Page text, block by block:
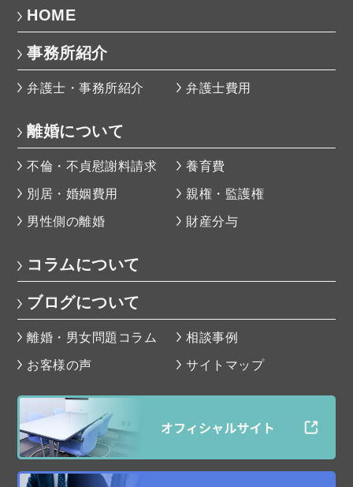
HOME
事務所紹介
弁護士・事務所紹介 弁護士費用
離婚について
不倫・不貞慰謝料請求
養育費
別居・婚姻費用
親権・監護権
男性側の離婚
財産分与
コラムについて
ブログについて
離婚・男女問題コラム
相談事例
お客様の声
サイトマップ